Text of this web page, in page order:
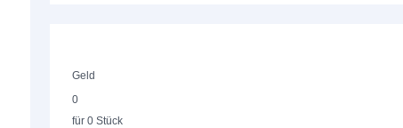
Geld
0
für 0 Stück